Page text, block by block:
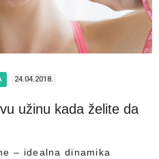
24.04.2018.
užinu kada želite da
– idealna dinamika